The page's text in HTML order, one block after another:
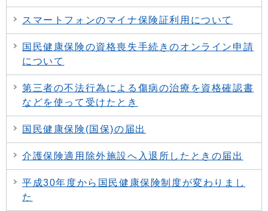
スマートフォンのマイナ保険証利用について
国民健康保険の資格喪失手続きのオンライン申請
について
第三者の不法行為による傷病の治療を資格確認書
などを使って受けたとき
国民健康保険(国保)の届出
介護保険適用除外施設へ入退所したときの届出
平成30年度から国民健康保険制度が変わりまし
た